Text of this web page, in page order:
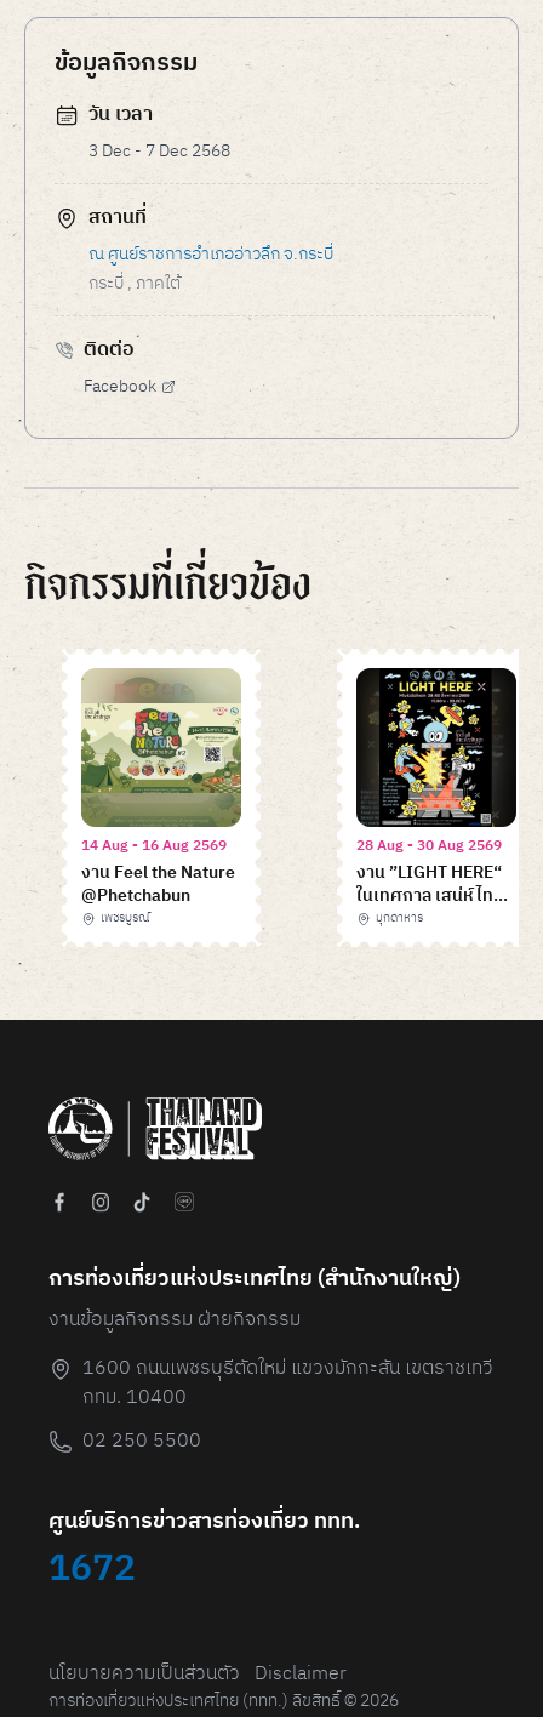
ข้อมูลกิจกรรม
วัน เวลา
3 Dec - 7 Dec 2568
สถานที่
ณ ศูนย์ราชการอำเภออ่าวลึก จ.กระบี่
กระบี่, ภาคใต้
ติดต่อ
Facebook
กิจกรรมที่เกี่ยวข้อง
14 Aug - 16 Aug 2569
งาน Feel the Nature
@Phetchabun
เพชรบูรณ์
28 Aug - 30 Aug 2569
งาน ”LIGHT HERE“
ในเทศกาล เสน่ห์ไทย
Feel All The
Feelings
มุกดาหาร
of
การท่องเที่ยวแห่งประเทศไทย (สํานักงานใหญ่)
งานข้อมูลกิจกรรม ฝ่ายกิจกรรม
1600 ถนนเพชรบุรีตัดใหม่ แขวงมักกะสัน เขตราชเทวี
กทม. 10400
02 250 5500
ศูนย์บริการข่าวสารท่องเที่ยว ททท.
1672
นโยบายความเป็นส่วนตัว Disclaimer
การท่องเที่ยวแห่งประเทศไทย (ททท.) ลิขสิทธิ์ © 2026